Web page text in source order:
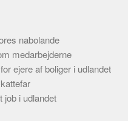
nabolande
medarbejderne
ejere af boliger i udlandet
job i udlandet